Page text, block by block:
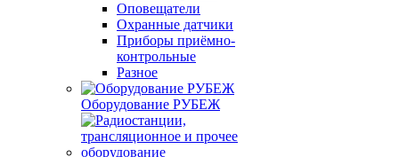
Оповещатели
Охранные датчики
Приборы приёмно-
контрольные
Разное
Оборудование РУБЕЖ